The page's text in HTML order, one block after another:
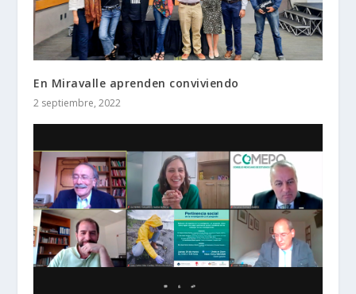
En Miravalle aprenden conviviendo
2 septiembre, 2022